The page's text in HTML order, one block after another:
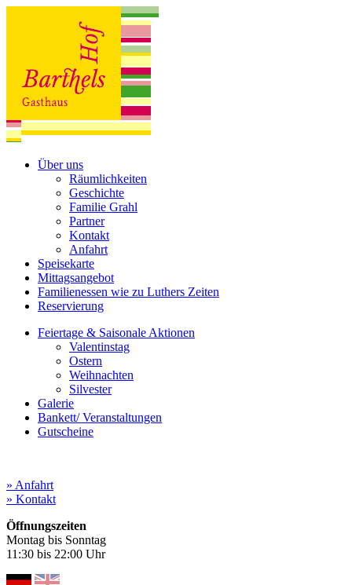
Über uns
Räumlichkeiten
Geschichte
Familie Grahl
Partner
Kontakt
Anfahrt
Speisekarte
Mittagsangebot
Familienessen wie zu Luthers Zeiten
Reservierung
Feiertage & Saisonale Aktionen
Valentinstag
Ostern
Weihnachten
Silvester
Galerie
Bankett/ Veranstaltungen
Gutscheine
» Anfahrt
» Kontakt
Öffnungszeiten
Montag bis Sonntag
11:30 bis 22:00 Uhr